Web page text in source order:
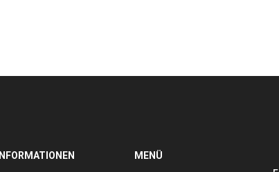
INFORMATIONEN
MENÜ